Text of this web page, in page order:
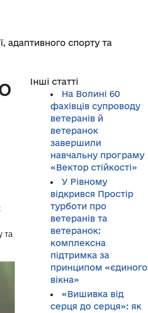
адаптивного спорту та
та
Інші статті
На Волині 60
фахівців супроводу
ветеранів й
ветеранок
завершили
навчальну програму
«Вектор стійкості»
У Рівному
відкрився Простір
турботи про
ветеранів та
ветеранок:
комплексна
підтримка за
принципом «єдиного
вікна»
«Вишивка від
серця до серця»: як